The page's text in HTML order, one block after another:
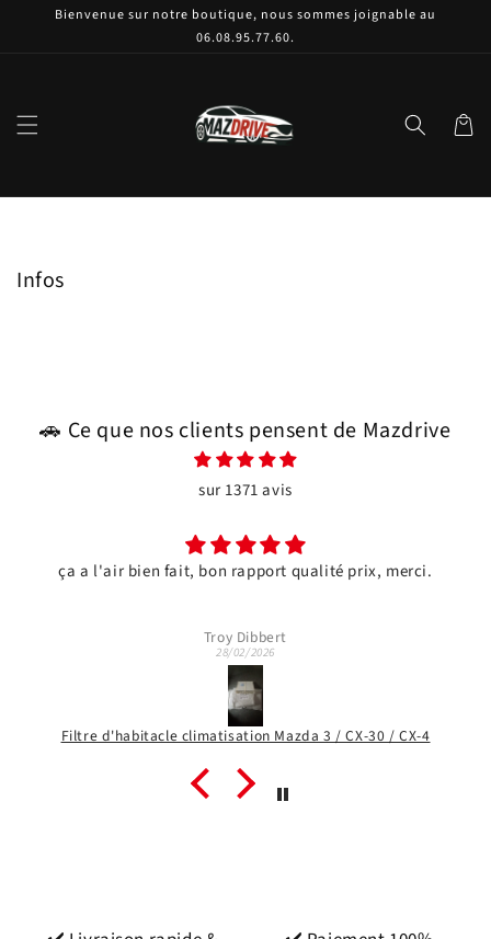
passer
Bienvenue sur notre boutique, nous sommes joignable au
06.08.95.77.60.
Panier
Infos
🚗 Ce que nos clients pensent de Mazdrive
sur 1371 avis
ça a l'air bien fait, bon rapport qualité prix, merci.
Troy Dibbert
28/02/2026
Filtre d'habitacle climatisation Mazda 3 / CX-30 / CX-4